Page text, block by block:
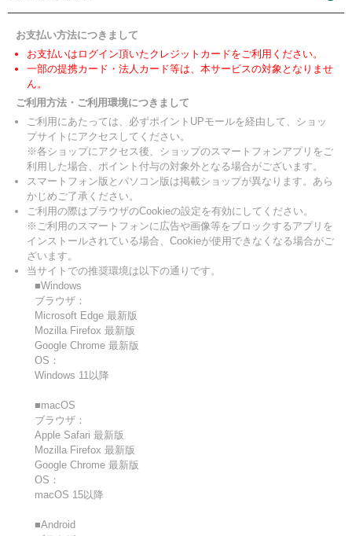
お支払い方法につきまして
お支払いはログイン頂いたクレジットカードをご利用ください。
一部の提携カード・法人カード等は、本サービスの対象となりませ
ん。
ご利用方法・ご利用環境につきまして
ご利用にあたっては、必ずポイントUPモールを経由して、ショッ
プサイトにアクセスしてください。
※各ショップにアクセス後、ショップのスマートフォンアプリをご
利用した場合、ポイント付与の対象外となる場合がございます。
スマートフォン版とパソコン版は掲載ショップが異なります。あら
かじめご了承ください。
ご利用の際はブラウザのCookieの設定を有効にしてください。
※ご利用のスマートフォンに広告や画像等をブロックするアプリを
インストールされている場合、Cookieが使用できなくなる場合がご
ざいます。
当サイトでの推奨環境は以下の通りです。
■Windows
ブラウザ：
Microsoft Edge 最新版
Mozilla Firefox 最新版
Google Chrome 最新版
OS：
Windows 11以降
■macOS
ブラウザ：
Apple Safari 最新版
Mozilla Firefox 最新版
Google Chrome 最新版
OS：
macOS 15以降
■Android